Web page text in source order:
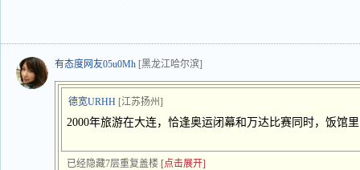
有态度网友05u0Mh [黑龙江哈尔滨]
德宽URHH [江苏扬州]
2000年旅游在大连，恰逢奥运闭幕和万达比赛同时，饭馆
已经隐藏7层重复盖楼 [点击展开]